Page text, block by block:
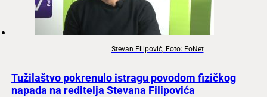
Stevan Filipović; Foto: FoNet
Tužilaštvo pokrenulo istragu povodom fizičkog
napada na reditelja Stevana Filipovića